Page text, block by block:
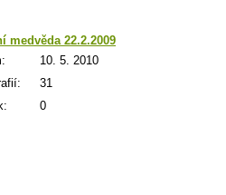
medvěda 22.2.2009
10. 5. 2010
31
0